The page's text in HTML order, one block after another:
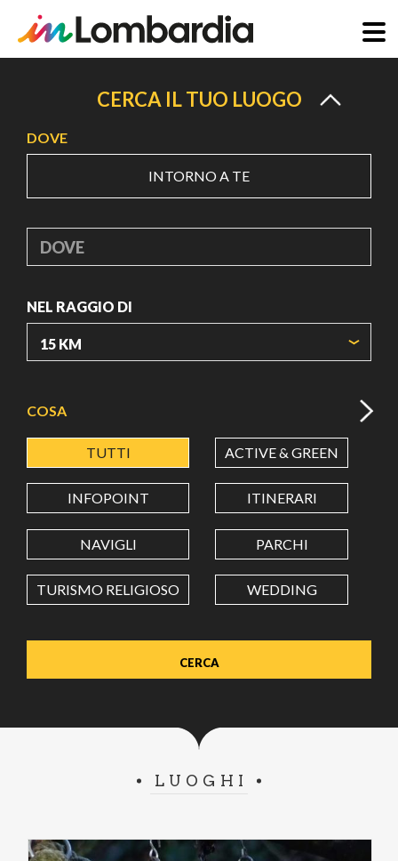
principale
CERCA IL TUO LUOGO
DOVE
INTORNO A TE
DOVE
NEL RAGGIO DI
LATITUDINE
LONGITUDINE
Value in decimal degrees. Use dot (.) as decimal separator.
COSA
TUTTI ACTIVE & GREEN
INFOPOINT ITINERARI
NAVIGLI PARCHI
TURISMO RELIGIOSO WEDDING
LUOGHI